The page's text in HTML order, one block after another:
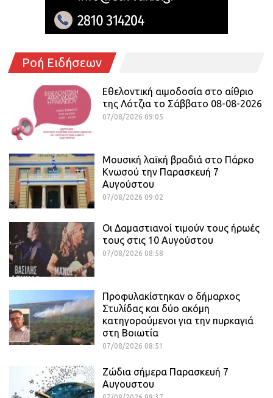
Ροή Ειδήσεων
Εθελοντική αιμοδοσία στο αίθριο
της Λότζια το Σάββατο 08-08-2026
07/08/2026 09:05
Μουσική λαϊκή βραδιά στο Πάρκο
Κνωσού την Παρασκευή 7
Αυγούστου
07/08/2026 09:02
Οι Δαμαστιανοί τιμούν τους ήρωές
τους στις 10 Αυγούστου
07/08/2026 08:58
Προφυλακίστηκαν ο δήμαρχος
Στυλίδας και δύο ακόμη
κατηγορούμενοι για την πυρκαγιά
στη Βοιωτία
07/08/2026 08:51
Ζώδια σήμερα Παρασκευή 7
Αυγουστου